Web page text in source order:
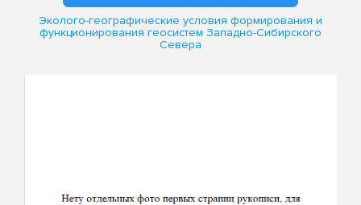
Эколого-географические условия формирования и
функционирования геосистем Западно-Сибирского
Севера